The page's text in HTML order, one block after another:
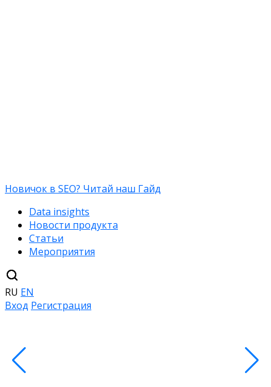
Новичок в SEO? Читай наш Гайд
Data insights
Новости продукта
Статьи
Мероприятия
RU EN
Вход Регистрация